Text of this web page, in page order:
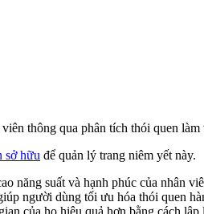
thông qua phân tích thói quen
sở hữu để quản lý trang niêm yết này.
năng suất và hạnh phúc của nhân
người dùng tối ưu hóa thói quen
của họ hiệu quả hơn bằng cách